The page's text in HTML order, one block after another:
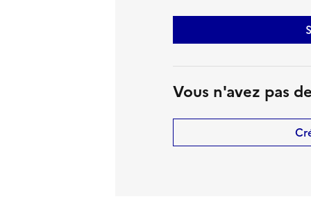
Vous n'avez pas